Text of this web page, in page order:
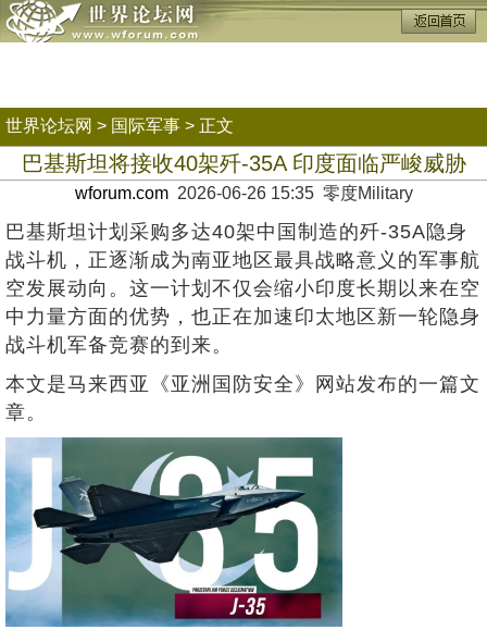
世界论坛网 > 国际军事 > 正文
巴基斯坦将接收40架歼-35A 印度面临严峻威胁
wforum.com2026-06-26 15:35 零度Military
巴基斯坦计划采购多达40架中国制造的歼-35A隐身
战斗机，正逐渐成为南亚地区最具战略意义的军事航
空发展动向。这一计划不仅会缩小印度长期以来在空
中力量方面的优势，也正在加速印太地区新一轮隐身
战斗机军备竞赛的到来。
本文是马来西亚《亚洲国防安全》网站发布的一篇文
章。